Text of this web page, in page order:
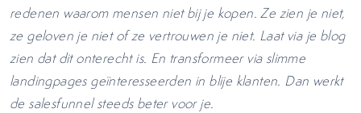
redenen waarom mensen niet bij je kopen. Ze zien je niet,
ze geloven je niet of ze vertrouwen je niet. Laat via je blog
zien dat dit onterecht is. En transformeer via slimme
landingpages geïnteresseerden in blije klanten. Dan werkt
de salesfunnel steeds beter voor je.